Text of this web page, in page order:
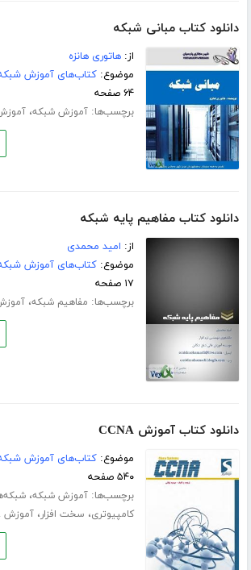
دانلود کتاب مبانی شبکه
از:هاتوری هانزه
موضوع:کتاب‌های آموزش
۶۴ صفحه
برچسب‌ها:آموزش شبکه،
دانلود کتاب مفاهیم پایه شبکه
از: امید محمدی
موضوع:کتاب‌های آموزش
۱۷ صفحه
برچسب‌ها: مفاهیم شبکه،
دانلود کتاب آموزش CCNA
موضوع:کتاب‌های آموزش
۵۴۰ صفحه
برچسب‌ها:آموزش شبکه،
کامپیوتری، سخت افزار،آموزش CCNA